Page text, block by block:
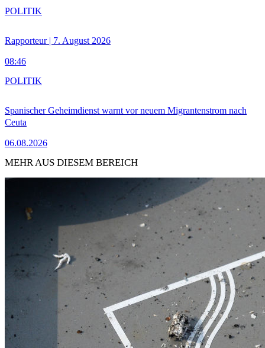
Rapporteur | 7. August 2026
08:46
POLITIK
Spanischer Geheimdienst warnt vor neuem Migrantenstrom nach
Ceuta
06.08.2026
POLITIK
MEHR AUS DIESEM BEREICH